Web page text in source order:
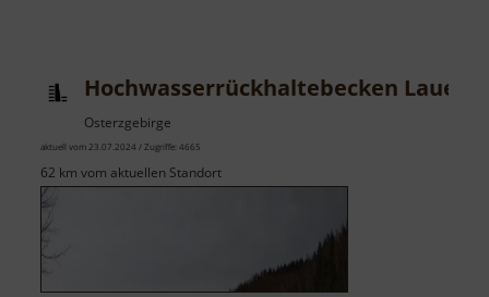
Hochwasserrückhaltebecken
Osterzgebirge
aktuell vom 23.07.2024 / Zugriffe: 4665
62 km vom aktuellen Standort